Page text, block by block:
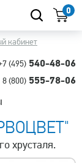
0
кабинет
(495) 540-48-06
8 (800) 555-78-06
хрусталя.